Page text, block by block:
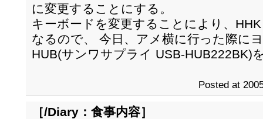
に変更することにする。
キーボードを変更することにより、
なるので、 今日、アメ横に行った際に
HUB(サンワサプライ USB-HUB222BK)
Posted at
［/Diary： 食事内容］